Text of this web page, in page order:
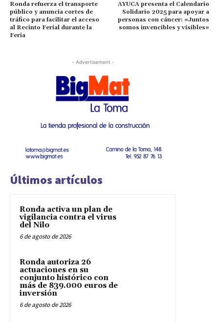
Ronda refuerza el transporte
público y anuncia cortes de
tráfico para facilitar el acceso
al Recinto Ferial durante la
Feria
AYUCA presenta el Calendario
Solidario 2025 para apoyar a
personas con cáncer: «Juntos
somos invencibles y visibles»
- Advertisement -
Últimos artículos
Ronda activa un plan de
vigilancia contra el virus
del Nilo
6 de agosto de 2026
Ronda autoriza 26
actuaciones en su
conjunto histórico con
más de 839.000 euros de
inversión
6 de agosto de 2026